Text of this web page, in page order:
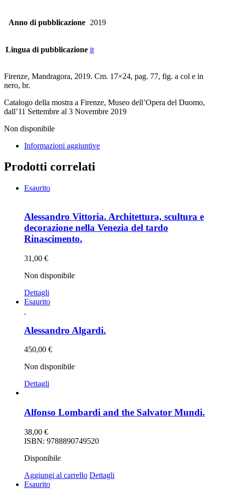
Anno di pubblicazione 2019
Lingua di pubblicazione it
Firenze, Mandragora, 2019. Cm. 17×24, pag. 77, fig. a col e in
nero, br.
Catalogo della mostra a Firenze, Museo dell’Opera del Duomo,
dall’11 Settembre al 3 Novembre 2019
Non disponibile
Informazioni aggiuntive
Prodotti correlati
Esaurito
Alessandro Vittoria. Architettura, scultura e
decorazione nella Venezia del tardo
Rinascimento.
31,00 €
Non disponibile
Dettagli
Esaurito
Alessandro Algardi.
450,00 €
Non disponibile
Dettagli
Alfonso Lombardi and the Salvator Mundi.
38,00 €
ISBN: 9788890749520
Disponibile
Aggiungi al carrello Dettagli
Esaurito